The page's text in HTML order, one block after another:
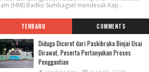
(HMI) Badko Sumbagsel mendesak Kap...
TERBARU COMMENTS
Diduga Dicoret dari Paskibraka Binjai Usai
Dirawat, Peserta Pertanyakan Proses
Penggantian